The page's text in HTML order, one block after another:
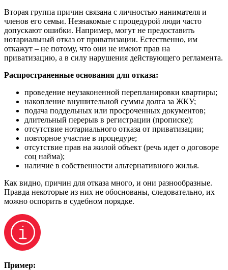
Вторая группа причин связана с личностью нанимателя и
членов его семьи. Незнакомые с процедурой люди часто
допускают ошибки. Например, могут не предоставить
нотариальный отказ от приватизации. Естественно, им
откажут – не потому, что они не имеют прав на
приватизацию, а в силу нарушения действующего регламента.
Распространенные основания для отказа:
проведение неузаконенной перепланировки квартиры;
накопление внушительной суммы долга за ЖКУ;
подача поддельных или просроченных документов;
длительный перерыв в регистрации (прописке);
отсутствие нотариального отказа от приватизации;
повторное участие в процедуре;
отсутствие прав на жилой объект (речь идет о договоре
соц найма);
наличие в собственности альтернативного жилья.
Как видно, причин для отказа много, и они разнообразные.
Правда некоторые из них не обоснованы, следовательно, их
можно оспорить в судебном порядке.
Пример: